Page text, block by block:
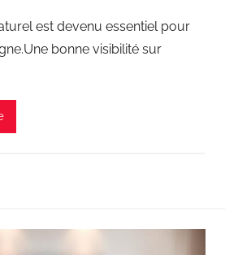
est devenu essentiel pour
bonne visibilité sur